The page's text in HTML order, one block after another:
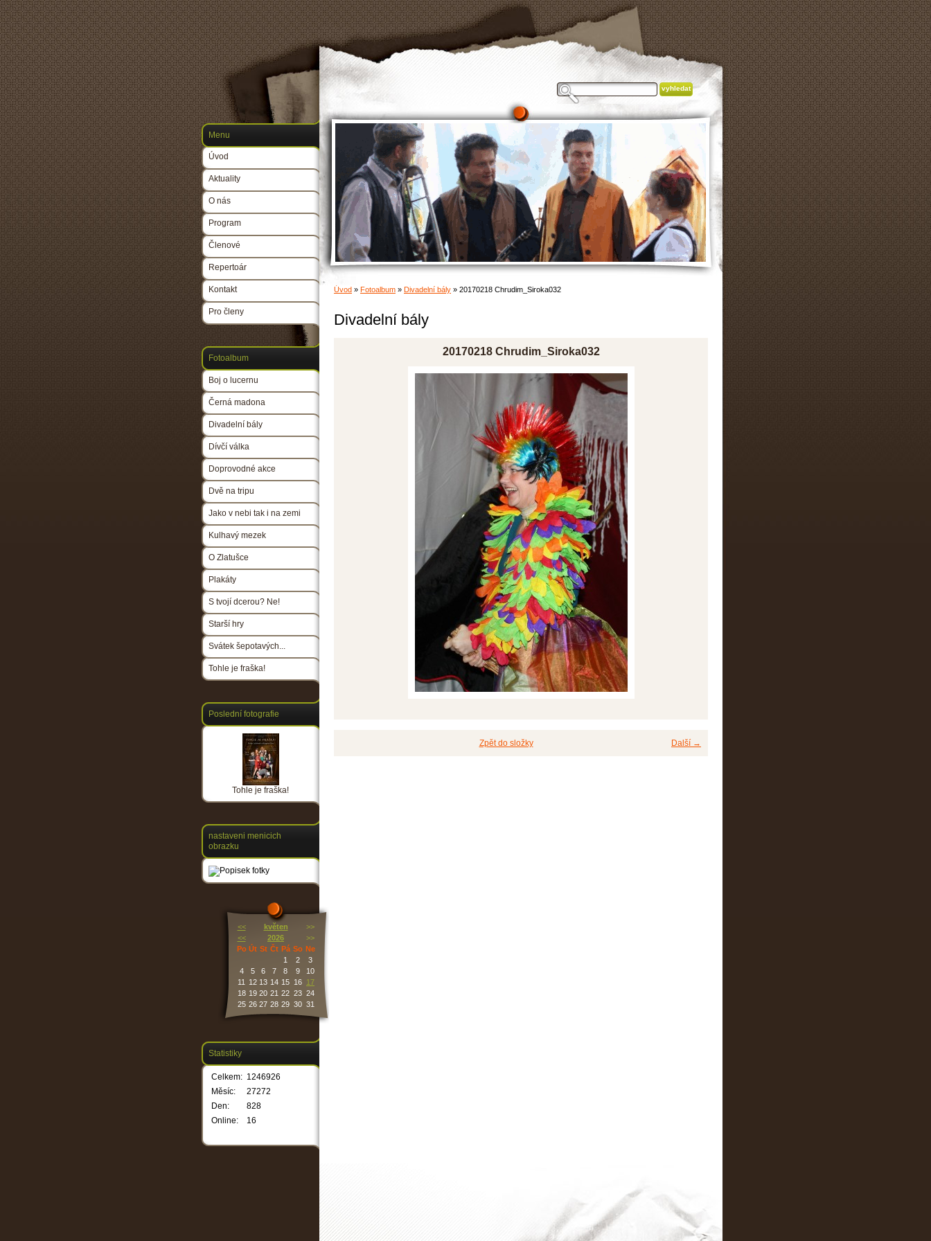
Úvod » Fotoalbum » Divadelní bály » 20170218 Chrudim_Siroka032
Divadelní bály
20170218 Chrudim_Siroka032
Další →
Zpět do složky
Menu
Úvod
Aktuality
O nás
Program
Členové
Repertoár
Kontakt
Pro členy
Fotoalbum
Boj o lucernu
Černá madona
Divadelní bály
Dívčí válka
Doprovodné akce
Dvě na tripu
Jako v nebi tak i na zemi
Kulhavý mezek
O Zlatušce
Plakáty
S tvojí dcerou? Ne!
Starší hry
Svátek šepotavých...
Tohle je fraška!
Poslední fotografie
Tohle je fraška!
nastaveni menicich
obrazku
<< květen
>>
<<
2026
>>
Po Út St Čt Pá So Ne
1
2
3
4
5 6 7 8 9
10
11
12 13 14 15 16
17
18 19 20 21 22 23 24
25 26 27 28 29 30 31
Statistiky
Online: 16
Celkem: 1246926
Měsíc:
27272
Den:
828